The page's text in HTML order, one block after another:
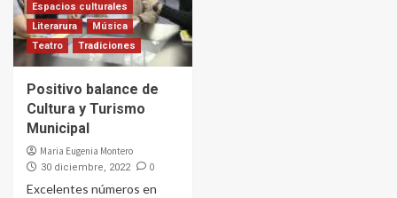
Espacios culturales
Literarura
Música
Teatro
Tradiciones
Positivo balance de
Cultura y Turismo
Municipal
Maria Eugenia Montero
30 diciembre, 2022 0
Excelentes números en